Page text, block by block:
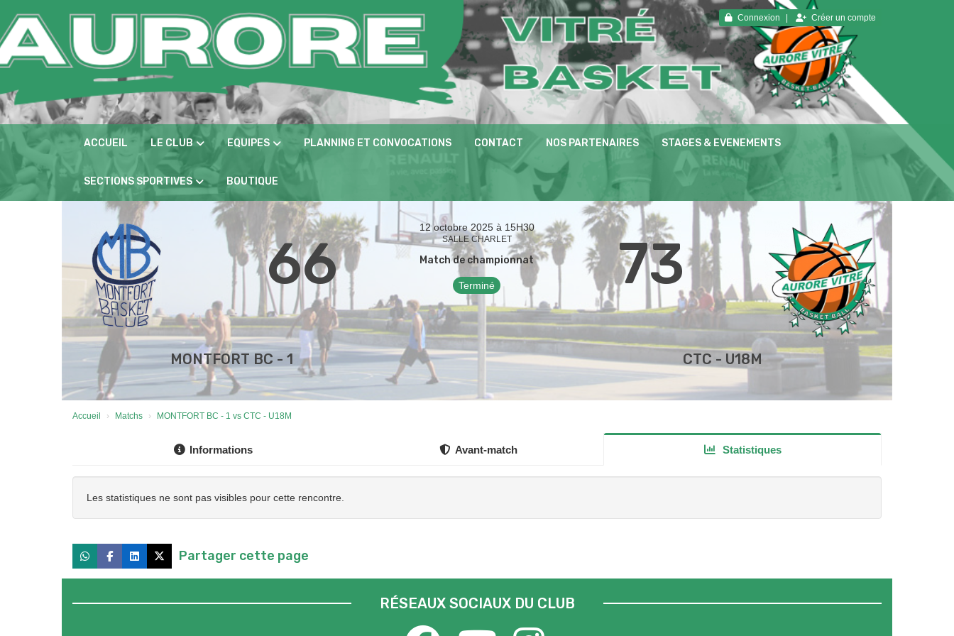
Connexion Créer un compte
ACCUEIL LE CLUB EQUIPES PLANNING ET CONVOCATIONS CONTACT NOS PARTENAIRES STAGES & EVENEMENTS
SECTIONS SPORTIVES BOUTIQUE
12 octobre 2025 à 15H30
SALLE CHARLET
Match de championnat
Terminé
66 73
MONTFORT BC - 1 CTC - U18M
Accueil Matchs MONTFORT BC - 1 vs CTC - U18M
Informations Avant-match Statistiques
Les statistiques ne sont pas visibles pour cette rencontre.
Partager cette page
RÉSEAUX SOCIAUX DU CLUB